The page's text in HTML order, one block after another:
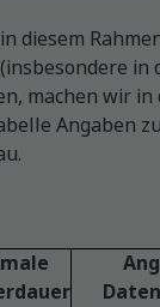
diesem
in
machen wir in
Angaben